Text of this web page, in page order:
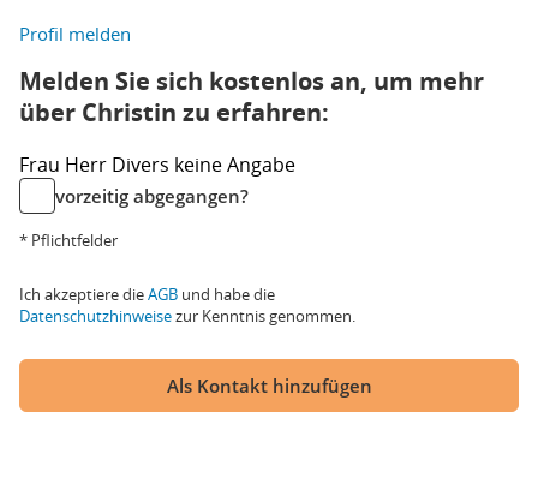
Profil melden
Melden Sie sich kostenlos an, um mehr
über Christin zu erfahren:
Frau Herr Divers keine Angabe
vorzeitig abgegangen?
* Pflichtfelder
Ich akzeptiere dieAGB und habe die
Datenschutzhinweisezur Kenntnis genommen.
Als Kontakt hinzufügen